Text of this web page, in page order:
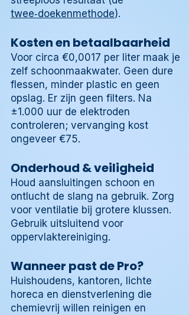
twee‑doekenmethode).
Kosten en betaalbaarheid
Voor circa €0,0017 per liter maak je
zelf schoonmaakwater. Geen dure
flessen, minder plastic en geen
opslag. Er zijn geen filters. Na
±1.000 uur de elektroden
controleren; vervanging kost
ongeveer €75.
Onderhoud & veiligheid
Houd aansluitingen schoon en
ontlucht de slang na gebruik. Zorg
voor ventilatie bij grotere klussen.
Gebruik uitsluitend voor
oppervlaktereiniging.
Wanneer past de Pro?
Huishoudens, kantoren, lichte
horeca en dienstverlening die
chemievrij willen reinigen en